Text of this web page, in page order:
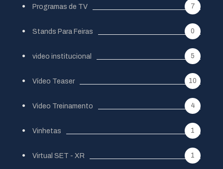
Programas de TV 7
Stands Para Feiras 0
video institucional 5
Vídeo Teaser 10
Video Treinamento 4
Vinhetas 1
Virtual SET - XR 1